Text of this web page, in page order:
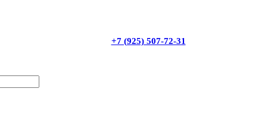
+7 (925) 507-72-31